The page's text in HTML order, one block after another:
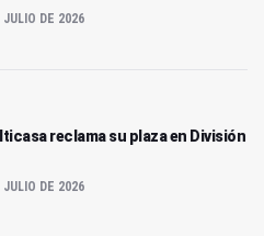
JULIO DE 2026
reclama su plaza en División
JULIO DE 2026